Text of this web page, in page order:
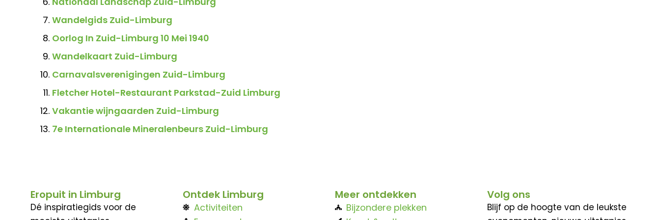
Wandelgids Zuid-Limburg
Oorlog In Zuid-Limburg 10 Mei 1940
Wandelkaart Zuid-Limburg
Carnavalsverenigingen Zuid-Limburg
Fletcher Hotel-Restaurant Parkstad-Zuid Limburg
Vakantie wijngaarden Zuid-Limburg
7e Internationale Mineralenbeurs Zuid-Limburg
Eropuit in Limburg
Dé inspiratiegids voor de
Ontdek Limburg
Activiteiten
Meer ontdekken
Bijzondere plekken
Volg ons
Blijf op de hoogte van de leukste